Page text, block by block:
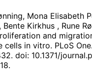
Mona Elisabeth
Bente Kirkhus , Rune
and
cells in vitro. PLoS
doi: 10.1371/